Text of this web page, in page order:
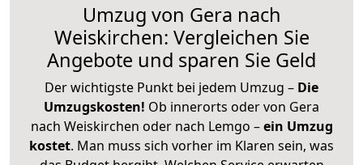
Umzug von Gera nach
Weiskirchen: Vergleichen Sie
Angebote und sparen Sie Geld
Der wichtigste Punkt bei jedem Umzug – Die
Umzugskosten! Ob innerorts oder von Gera
nach Weiskirchen oder nach Lemgo –ein Umzug
kostet. Man muss sich vorher im Klaren sein, was